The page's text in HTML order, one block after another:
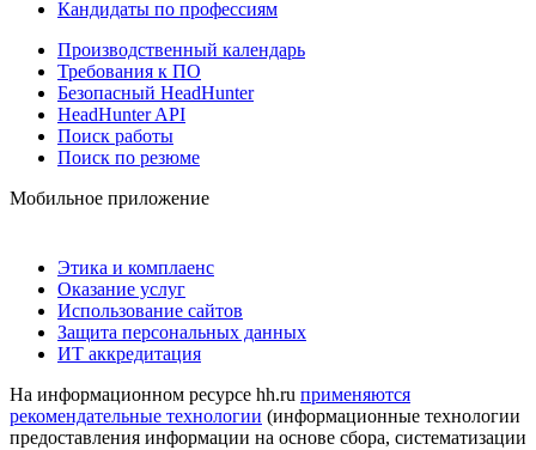
Кандидаты по профессиям
Производственный календарь
Требования к ПО
Безопасный HeadHunter
HeadHunter API
Поиск работы
Поиск по резюме
Мобильное приложение
Этика и комплаенс
Оказание услуг
Использование сайтов
Защита персональных данных
ИТ аккредитация
На информационном ресурсе hh.ru применяются
рекомендательные технологии (информационные технологии
предоставления информации на основе сбора, систематизации